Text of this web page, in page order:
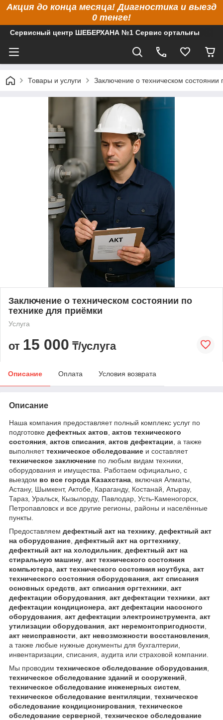
Акция до конца месяца! Диагностика и выезд
0 тенге!
Сервисный центр ШЕБЕРХАНА №1 Сервис орталығы
Товары и услуги Заключение о техническом состоянии
Заключение о техническом состоянии по
технике для приёмки
Услуга
от 15 000 ₸/услуга
Описание Оплата Условия возврата
Описание
Наша компания предоставляет полный комплекс услуг по
подготовке дефектных актов актов технического
состояния актов списания актов дефектации , а также
выполняеттехническое обследование и составляет
техническое заключение по любым видам техники,
оборудования и имущества. Работаем официально, с
выездом во все города Казахстана , включая Алматы,
Астану, Шымкент, Актобе, Караганду, Костанай, Атырау,
Тараз, Уральск, Кызылорду, Павлодар, Усть-Каменогорск,
Петропавловск и все другие регионы, районы и населённые
пункты.
Предоставляем дефектный акт на технику дефектный акт
на оборудование дефектный акт на оргтехнику
дефектный акт на холодильник дефектный акт на
стиральную машину акт технического состояния
компьютера акт технического состояния ноутбука акт
технического состояния оборудования акт списания
основных средств акт списания оргтехники акт
дефектации оборудования акт дефектации техники акт
дефектации кондиционера акт дефектации насосного
оборудования акт дефектации электроинструмента акт
утилизации оборудования акт неремонтопригодности
акт неисправности акт невозможности восстановления
а также любые нужные документы для бухгалтерии,
инвентаризации, списания, аудита или страховой компании.
Мы проводим техническое обследование оборудования
техническое обследование зданий и сооружений
техническое обследование инженерных систем
техническое обследование вентиляции техническое
обследование кондиционирования техническое
обследование серверной техническое обследование